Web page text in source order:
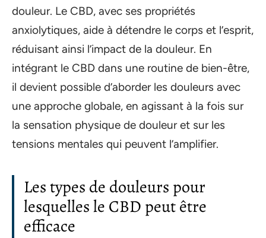
douleur. Le CBD, avec ses propriétés
anxiolytiques, aide à détendre le corps et l’esprit,
réduisant ainsi l’impact de la douleur. En
intégrant le CBD dans une routine de bien-être,
il devient possible d’aborder les douleurs avec
une approche globale, en agissant à la fois sur
la sensation physique de douleur et sur les
tensions mentales qui peuvent l’amplifier.
Les types de douleurs pour
lesquelles le CBD peut être
efficace